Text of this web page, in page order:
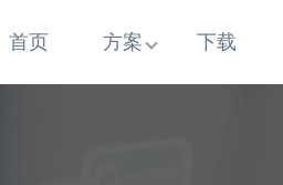
首页 方案 下载